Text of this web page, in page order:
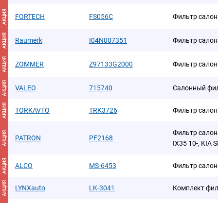
АКЦИЯ FORTECH FS056C Фильтр
АКЦИЯ Raumerk I04N007351 Фильтр
АКЦИЯ ZOMMER Z97133G2000 Фильтр
АКЦИЯ VALEO 715740 Салонный
АКЦИЯ TORKAVTO TRK3726 Фильтр
АКЦИЯ PATRON PF2168
Фильтр
IX35 10-, KIA
АКЦИЯ ALCO MS-6453 Фильтр
АКЦИЯ LYNXauto LK-3041 Комплект